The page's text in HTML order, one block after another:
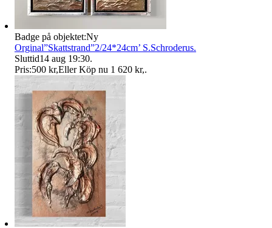
Badge på objektet:Ny
Orginal”Skattstrand”2/24*24cm’ S.Schroderus.
Sluttid14 aug 19:30.
Pris:500 kr,Eller Köp nu 1 620 kr,.